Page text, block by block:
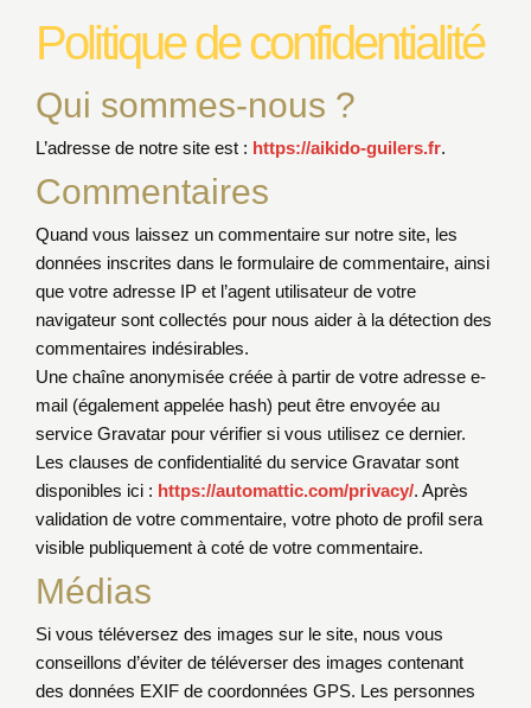
Politique de confidentialité
Qui sommes-nous ?
L’adresse de notre site est : https://aikido-guilers.fr.
Commentaires
Quand vous laissez un commentaire sur notre site, les
données inscrites dans le formulaire de commentaire, ainsi
que votre adresse IP et l’agent utilisateur de votre
navigateur sont collectés pour nous aider à la détection des
commentaires indésirables.
Une chaîne anonymisée créée à partir de votre adresse e-
mail (également appelée hash) peut être envoyée au
service Gravatar pour vérifier si vous utilisez ce dernier.
Les clauses de confidentialité du service Gravatar sont
disponibles ici : https://automattic.com/privacy/. Après
validation de votre commentaire, votre photo de profil sera
visible publiquement à coté de votre commentaire.
Médias
Si vous téléversez des images sur le site, nous vous
conseillons d’éviter de téléverser des images contenant
des données EXIF de coordonnées GPS. Les personnes